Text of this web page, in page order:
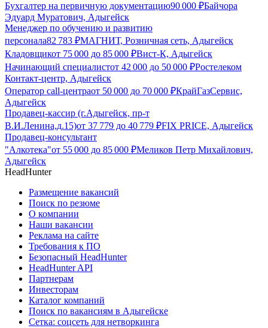
Бухгалтер на первичную документацию90 000 ₽Байчора
Эдуард Муратович, Адыгейск
Менеджер по обучению и развитию
персонала82 783 ₽МАГНИТ, Розничная сеть, Адыгейск
Кладовщикот 75 000 до 85 000 ₽Вист-К, Адыгейск
Начинающий специалистот 42 000 до 50 000 ₽Ростелеком
Контакт-центр, Адыгейск
Оператор call-центраот 50 000 до 70 000 ₽КрайГазСервис,
Адыгейск
Продавец-кассир (г.Адыгейск, пр-т
В.И.Ленина,д.15)от 37 779 до 40 779 ₽FIX PRICE, Адыгейск
Продавец-консультант
"Алкотека"от 55 000 до 85 000 ₽Меликов Петр Михайлович,
Адыгейск
HeadHunter
Размещение вакансий
Поиск по резюме
О компании
Наши вакансии
Реклама на сайте
Требования к ПО
Безопасный HeadHunter
HeadHunter API
Партнерам
Инвесторам
Каталог компаний
Поиск по вакансиям в Адыгейске
Сетка: соцсеть для нетворкинга